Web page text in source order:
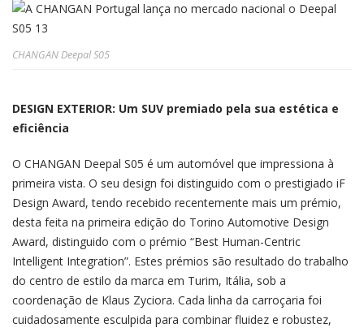
CHANGAN Deepal S05
DESIGN EXTERIOR: Um SUV premiado pela sua estética e
eficiência
O CHANGAN Deepal S05 é um automóvel que impressiona à
primeira vista. O seu design foi distinguido com o prestigiado iF
Design Award, tendo recebido recentemente mais um prémio,
desta feita na primeira edição do Torino Automotive Design
Award, distinguido com o prémio “Best Human-Centric
Intelligent Integration”. Estes prémios são resultado do trabalho
do centro de estilo da marca em Turim, Itália, sob a
coordenação de Klaus Zyciora. Cada linha da carroçaria foi
cuidadosamente esculpida para combinar fluidez e robustez,